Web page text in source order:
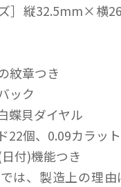
ズ］縦32.5mm×横
紋章つき
ック
蝶貝ダイヤル
22個、0.09カラット
付)機能つき
は、製造上の理由